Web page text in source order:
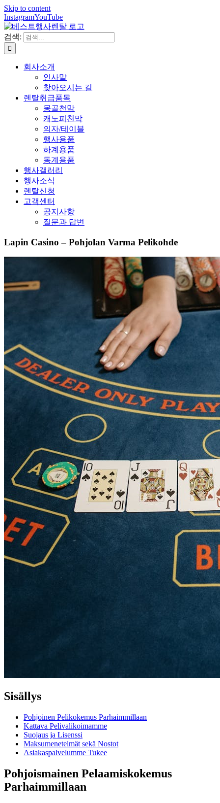
Skip to content
InstagramYouTube
검색:
회사소개
인사말
찾아오시는 길
렌탈취급품목
몽골천막
캐노피천막
의자/테이블
행사용품
하계용품
동계용품
행사갤러리
행사소식
렌탈신청
고객센터
공지사항
질문과 답변
Lapin Casino – Pohjolan Varma Pelikohde
Sisällys
Pohjoinen Pelikokemus Parhaimmillaan
Kattava Pelivalikoimamme
Suojaus ja Lisenssi
Maksumenetelmät sekä Nostot
Asiakaspalvelumme Tukee
Pohjoismainen Pelaamiskokemus
Parhaimmillaan